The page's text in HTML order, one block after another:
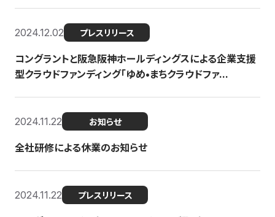
2024.12.02 プレスリリース
コングラントと阪急阪神ホールディングスによる企業支援
型クラウドファンディング「ゆめ•まちクラウドファ...
2024.11.22 お知らせ
全社研修による休業のお知らせ
2024.11.22 プレスリリース